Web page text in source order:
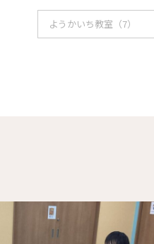
ようかいち教室（7）